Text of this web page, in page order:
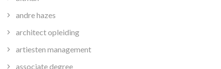
andre hazes
architect opleiding
artiesten management
associate degree